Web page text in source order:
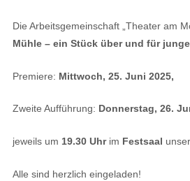
Die Arbeitsgemeinschaft „Theater am
Mühle – ein Stück über und für
Premiere: Mittwoch, 25. Juni 2025,
Zweite Aufführung: Donnerstag, 26.
jeweils um 19.30 Uhrim Festsaal
Alle sind herzlich eingeladen!